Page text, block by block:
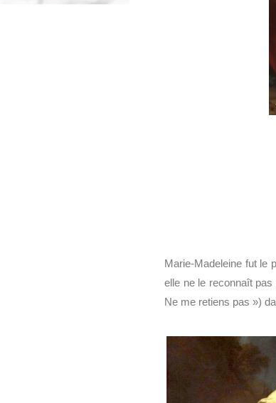
Marie-Madeleine fut le
elle ne le reconnaît
Ne me retiens pas »)